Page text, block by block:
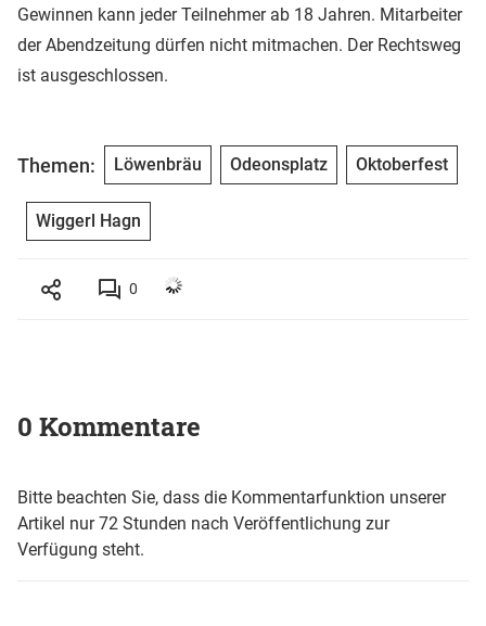
Gewinnen kann jeder Teilnehmer ab 18 Jahren. Mitarbeiter
der Abendzeitung dürfen nicht mitmachen. Der Rechtsweg
ist ausgeschlossen.
Themen: Löwenbräu Odeonsplatz Oktoberfest
Wiggerl Hagn
0
0 Kommentare
Bitte beachten Sie, dass die Kommentarfunktion unserer
Artikel nur 72 Stunden nach Veröffentlichung zur
Verfügung steht.